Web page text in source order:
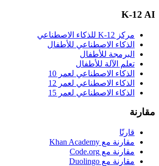
K-12 AI
مركز K-12 للذكاء الاصطناعي
الذكاء الاصطناعي للأطفال
البرمجة للأطفال
تعلم الآلة للأطفال
الذكاء الاصطناعي لعمر 10
الذكاء الاصطناعي لعمر 12
الذكاء الاصطناعي لعمر 15
مقارنة
قارنّا
مقارنة مع Khan Academy
مقارنة مع Code.org
مقارنة مع Duolingo